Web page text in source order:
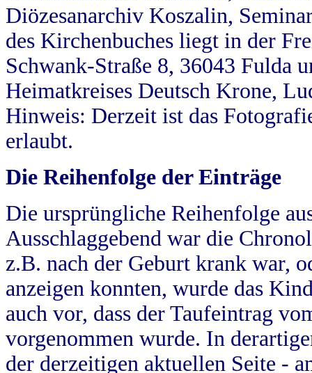
Diözesanarchiv Koszalin,
des Kirchenbuches liegt in der
Schwank-Straße 8, 36043 Fulda
Heimatkreises Deutsch Krone,
Hinweis: Derzeit ist das
erlaubt.
Die Reihenfolge der Einträge
Die ursprüngliche Reihenfolge
Ausschlaggebend war die
z.B. nach der Geburt krank war,
anzeigen konnten, wurde das
auch vor, dass der Taufeintrag
vorgenommen wurde. In
der derzeitigen aktuellen Seite -